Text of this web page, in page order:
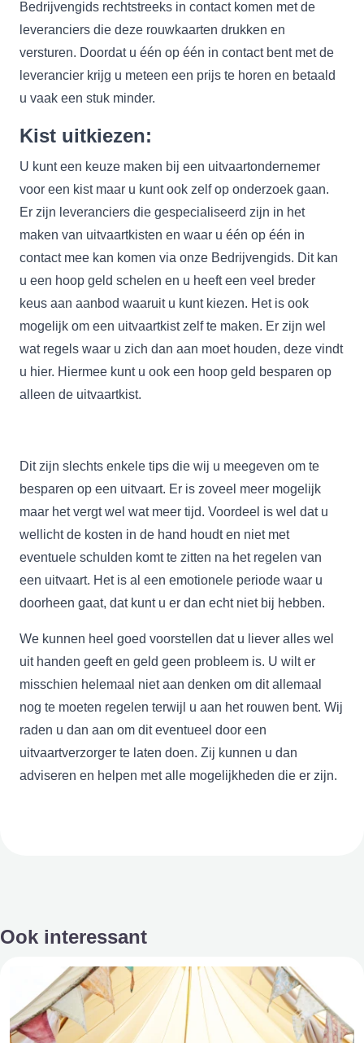
Bedrijvengids rechtstreeks in contact komen met de
leveranciers die deze rouwkaarten drukken en
versturen. Doordat u één op één in contact bent met de
leverancier krijg u meteen een prijs te horen en betaald
u vaak een stuk minder.
Kist uitkiezen:
U kunt een keuze maken bij een uitvaartondernemer
voor een kist maar u kunt ook zelf op onderzoek gaan.
Er zijn leveranciers die gespecialiseerd zijn in het
maken van uitvaartkisten en waar u één op één in
contact mee kan komen via onze Bedrijvengids. Dit kan
u een hoop geld schelen en u heeft een veel breder
keus aan aanbod waaruit u kunt kiezen. Het is ook
mogelijk om een uitvaartkist zelf te maken. Er zijn wel
wat regels waar u zich dan aan moet houden, deze vindt
u hier. Hiermee kunt u ook een hoop geld besparen op
alleen de uitvaartkist.
Dit zijn slechts enkele tips die wij u meegeven om te
besparen op een uitvaart. Er is zoveel meer mogelijk
maar het vergt wel wat meer tijd. Voordeel is wel dat u
wellicht de kosten in de hand houdt en niet met
eventuele schulden komt te zitten na het regelen van
een uitvaart. Het is al een emotionele periode waar u
doorheen gaat, dat kunt u er dan echt niet bij hebben.
We kunnen heel goed voorstellen dat u liever alles wel
uit handen geeft en geld geen probleem is. U wilt er
misschien helemaal niet aan denken om dit allemaal
nog te moeten regelen terwijl u aan het rouwen bent. Wij
raden u dan aan om dit eventueel door een
uitvaartverzorger te laten doen. Zij kunnen u dan
adviseren en helpen met alle mogelijkheden die er zijn.
Ook interessant